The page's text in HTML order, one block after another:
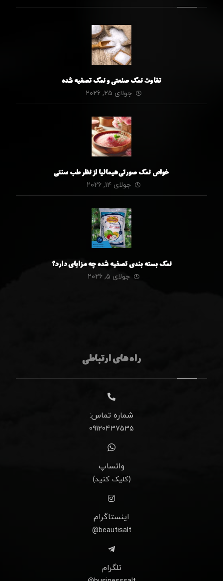
تفاوت نمک صنعتی و نمک تصفیه شده
جولای ۲۵, ۲۰۲۶
خواص نمک صورتی هیمالیا از نظر طب سنتی
جولای ۱۴, ۲۰۲۶
نمک بسته بندی تصفیه شده چه مزایای دارد؟
جولای ۵, ۲۰۲۶
راه های ارتباطی
شماره تماس:
09120437535
واتساپ
(کلیک کنید)
اینستاگرام
beautisalt@
تلگرام